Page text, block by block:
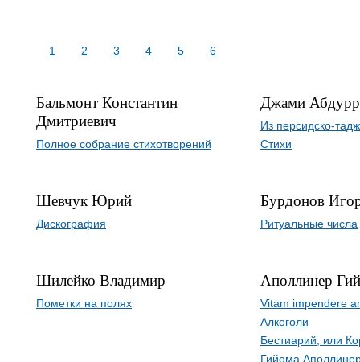
1 2 3 4 5 6
Бальмонт Константин
Дмитриевич
Полное собрание стихотворений
Шевчук Юрий
Дискография
Шилейко Владимир
Пометки на полях
Джами
Из персидско-
Стихи
Бурдонов
Ритуальные числа
Аполлинер
Vitam impendere
Алкоголи
Бестиарий, или
Гийома